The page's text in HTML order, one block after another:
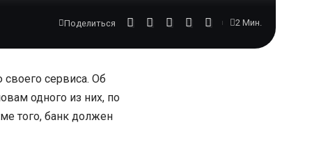
Поделиться 2 Мин.
сервиса. Об
одного из них, по
того, банк должен